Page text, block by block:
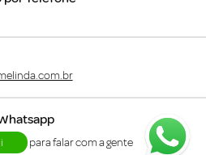
para falar com a gente